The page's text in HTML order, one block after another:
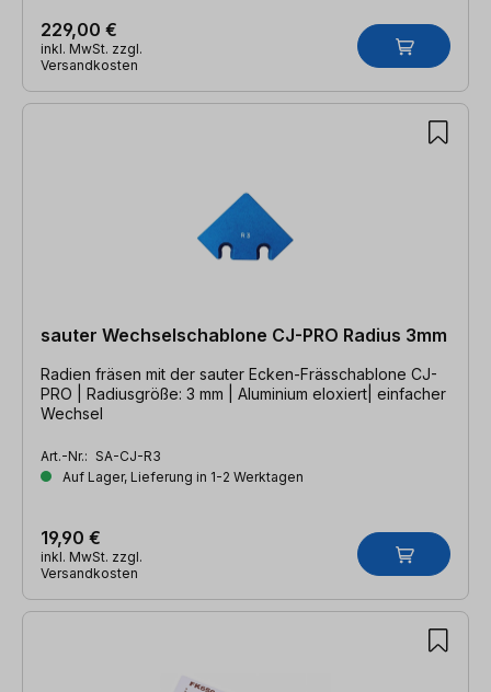
229,00 €
inkl. MwSt. zzgl.
Versandkosten
sauter Wechselschablone CJ-PRO Radius 3mm
Radien fräsen mit der sauter Ecken-Frässchablone CJ-
PRO | Radiusgröße: 3 mm | Aluminium eloxiert| einfacher
Wechsel
Art.-Nr.: SA-CJ-R3
Auf Lager, Lieferung in 1-2 Werktagen
19,90 €
inkl. MwSt. zzgl.
Versandkosten